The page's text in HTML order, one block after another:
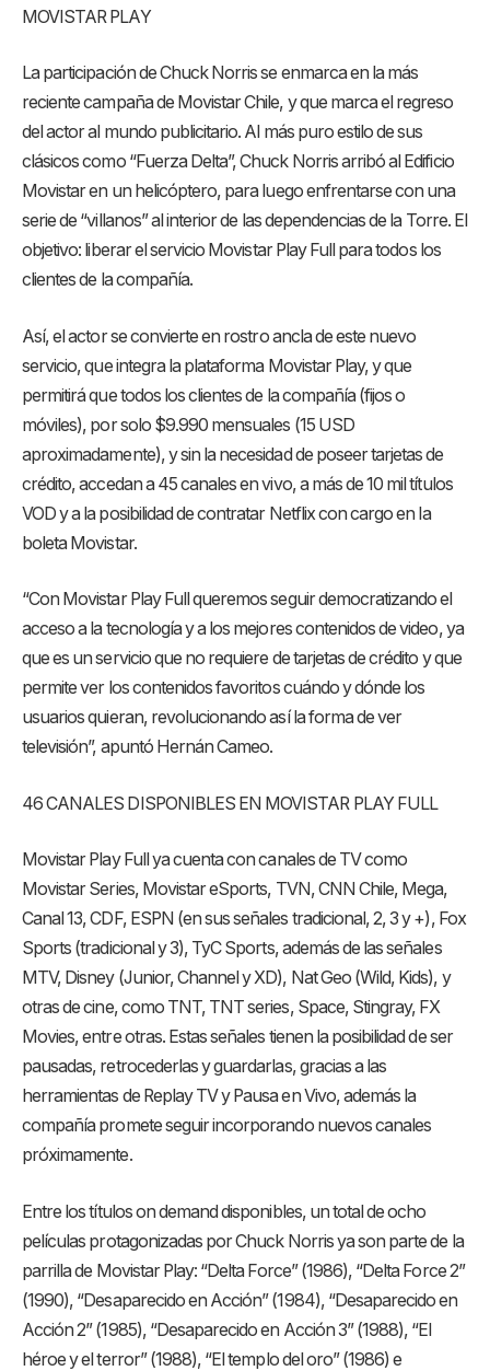
MOVISTAR PLAY
La participación de Chuck Norris se enmarca en la más
reciente campaña de Movistar Chile, y que marca el regreso
del actor al mundo publicitario. Al más puro estilo de sus
clásicos como “Fuerza Delta”, Chuck Norris arribó al Edificio
Movistar en un helicóptero, para luego enfrentarse con una
serie de “villanos” al interior de las dependencias de la Torre. El
objetivo: liberar el servicio Movistar Play Full para todos los
clientes de la compañía.
Así, el actor se convierte en rostro ancla de este nuevo
servicio, que integra la plataforma Movistar Play, y que
permitirá que todos los clientes de la compañía (fijos o
móviles), por solo $9.990 mensuales (15 USD
aproximadamente), y sin la necesidad de poseer tarjetas de
crédito, accedan a 45 canales en vivo, a más de 10 mil títulos
VOD y a la posibilidad de contratar Netflix con cargo en la
boleta Movistar.
“Con Movistar Play Full queremos seguir democratizando el
acceso a la tecnología y a los mejores contenidos de video, ya
que es un servicio que no requiere de tarjetas de crédito y que
permite ver los contenidos favoritos cuándo y dónde los
usuarios quieran, revolucionando así la forma de ver
televisión”, apuntó Hernán Cameo.
46 CANALES DISPONIBLES EN MOVISTAR PLAY FULL
Movistar Play Full ya cuenta con canales de TV como
Movistar Series, Movistar eSports, TVN, CNN Chile, Mega,
Canal 13, CDF, ESPN (en sus señales tradicional, 2, 3 y +), Fox
Sports (tradicional y 3), TyC Sports, además de las señales
MTV, Disney (Junior, Channel y XD), Nat Geo (Wild, Kids), y
otras de cine, como TNT, TNT series, Space, Stingray, FX
Movies, entre otras. Estas señales tienen la posibilidad de ser
pausadas, retrocederlas y guardarlas, gracias a las
herramientas de Replay TV y Pausa en Vivo, además la
compañía promete seguir incorporando nuevos canales
próximamente.
Entre los títulos on demand disponibles, un total de ocho
películas protagonizadas por Chuck Norris ya son parte de la
parrilla de Movistar Play: “Delta Force” (1986), “Delta Force 2”
(1990), “Desaparecido en Acción” (1984), “Desaparecido en
Acción 2” (1985), “Desaparecido en Acción 3” (1988), “El
héroe y el terror” (1988), “El templo del oro” (1986) e